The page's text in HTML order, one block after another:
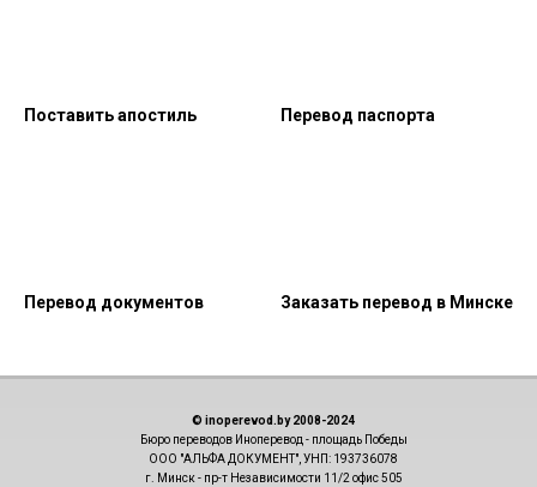
Поставить апостиль Перевод паспорта
Перевод документов Заказать перевод в Минске
© inoperevod.by 2008-2024
Бюро переводов Иноперевод - площадь Победы
ООО "АЛЬФА ДОКУМЕНТ", УНП: 193736078
г. Минск - пр-т Независимости 11/2 офис 505